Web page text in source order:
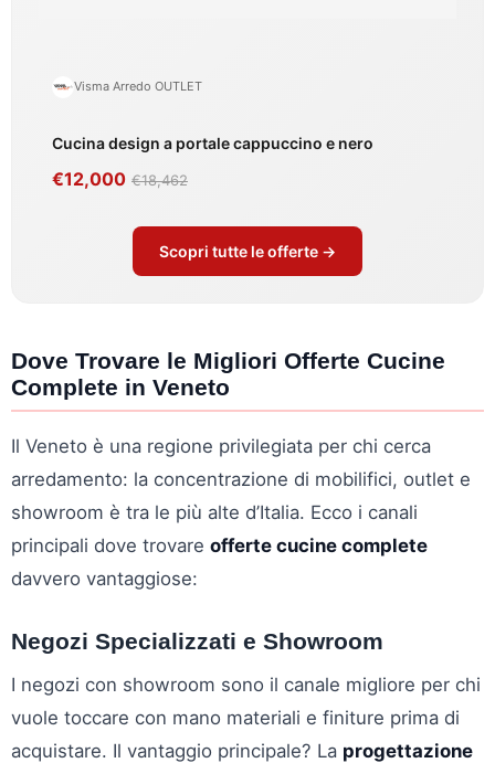
Visma Arredo OUTLET
Cucina design a portale cappuccino e nero
€12,000 €18,462
Scopri tutte le offerte →
Dove Trovare le Migliori Offerte Cucine
Complete in Veneto
Il Veneto è una regione privilegiata per chi cerca
arredamento: la concentrazione di mobilifici, outlet e
showroom è tra le più alte d’Italia. Ecco i canali
principali dove trovare offerte cucine complete
davvero vantaggiose:
Negozi Specializzati e Showroom
I negozi con showroom sono il canale migliore per chi
vuole toccare con mano materiali e finiture prima di
acquistare. Il vantaggio principale? La progettazione